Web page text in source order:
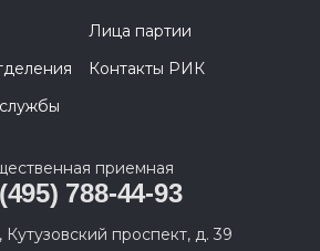
Лица партии
Контакты РИК
приемная
788-44-93
Кутузовский проспект, д. 39